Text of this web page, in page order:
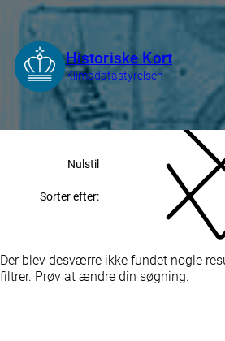
Nulstil
Sorter efter:
Der blev desværre ikke fundet nogle
filtrer. Prøv at ændre din søgning.